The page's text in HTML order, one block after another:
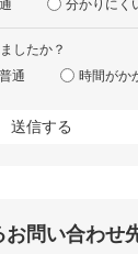
分かりにく
したか？
普通 時間がか
お問い合わせ